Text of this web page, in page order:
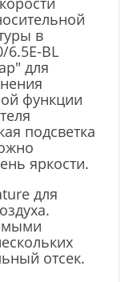
в
6.5E-BL
для
функции
подсветка
яркости.
для
отсек.